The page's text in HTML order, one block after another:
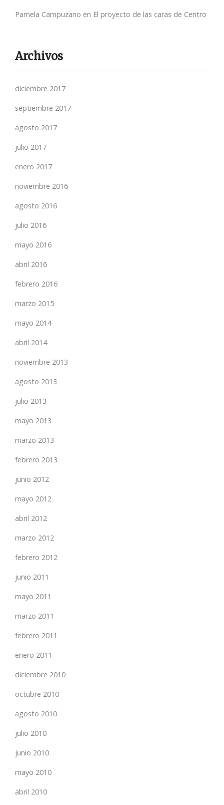
Pamela Campuzano en El proyecto de las caras de Centro
Archivos
diciembre 2017
septiembre 2017
agosto 2017
julio 2017
enero 2017
noviembre 2016
agosto 2016
julio 2016
mayo 2016
abril 2016
febrero 2016
marzo 2015
mayo 2014
abril 2014
noviembre 2013
agosto 2013
julio 2013
mayo 2013
marzo 2013
febrero 2013
junio 2012
mayo 2012
abril 2012
marzo 2012
febrero 2012
junio 2011
mayo 2011
marzo 2011
febrero 2011
enero 2011
diciembre 2010
octubre 2010
agosto 2010
julio 2010
junio 2010
mayo 2010
abril 2010